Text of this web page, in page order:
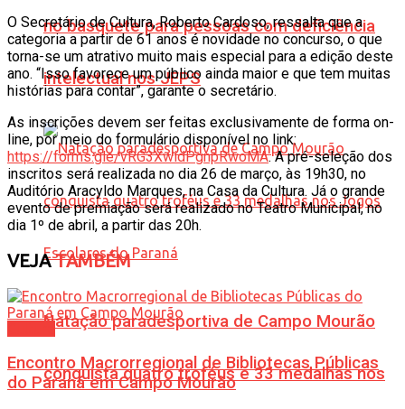
no basquete para pessoas com deficiência
intelectual nos JEPS
Natação paradesportiva de Campo Mourão
conquista quatro troféus e 33 medalhas nos
O Secretário de Cultura, Roberto Cardoso, ressalta que a
categoria a partir de 61 anos é novidade no concurso, o que
torna-se um atrativo muito mais especial para a edição deste
ano. “Isso favorece um público ainda maior e que tem muitas
histórias para contar”, garante o secretário.
As inscrições devem ser feitas exclusivamente de forma on-
line, por meio do formulário disponível no link:
https://forms.gle/vRG3XwidPgnpRwoMA. A pré-seleção dos
inscritos será realizada no dia 26 de março, às 19h30, no
Auditório Aracyldo Marques, na Casa da Cultura. Já o grande
evento de premiação será realizado no Teatro Municipal, no
dia 1º de abril, a partir das 20h.
VEJATAMBÉM
Encontro Macrorregional de Bibliotecas Públicas
do Paraná em Campo Mourão